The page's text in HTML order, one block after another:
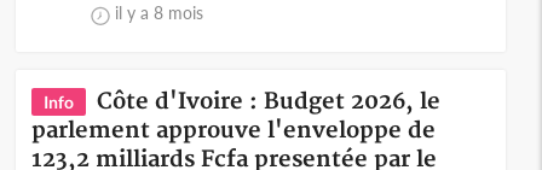
il y a 8 mois
Info
Côte d'Ivoire : Budget 2026, le
parlement approuve l'enveloppe de
123,2 milliards Fcfa presentée par le